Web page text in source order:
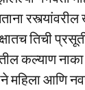
तिची
कल्याण
महिला आणि